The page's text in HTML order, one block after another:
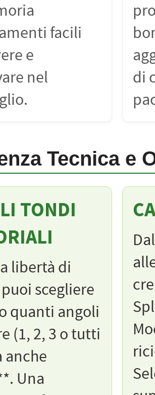
facili
e
nel
di
Tecnica e
TONDI
libertà di
scegliere
quanti angoli
(1, 2, 3 o tutti
anche
Una